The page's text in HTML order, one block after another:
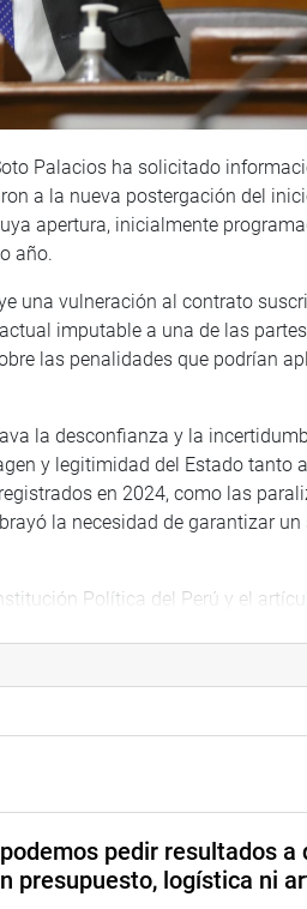
Palacios ha solicitado
a la nueva postergación del
apertura, inicialmente
año.
una vulneración al contrato
imputable a una de las
las penalidades que podrían
la desconfianza y la
y legitimidad del Estado tanto
en 2024, como las
la necesidad de garantizar un
Política del Perú y el
pedir resultados a
presupuesto, logística ni